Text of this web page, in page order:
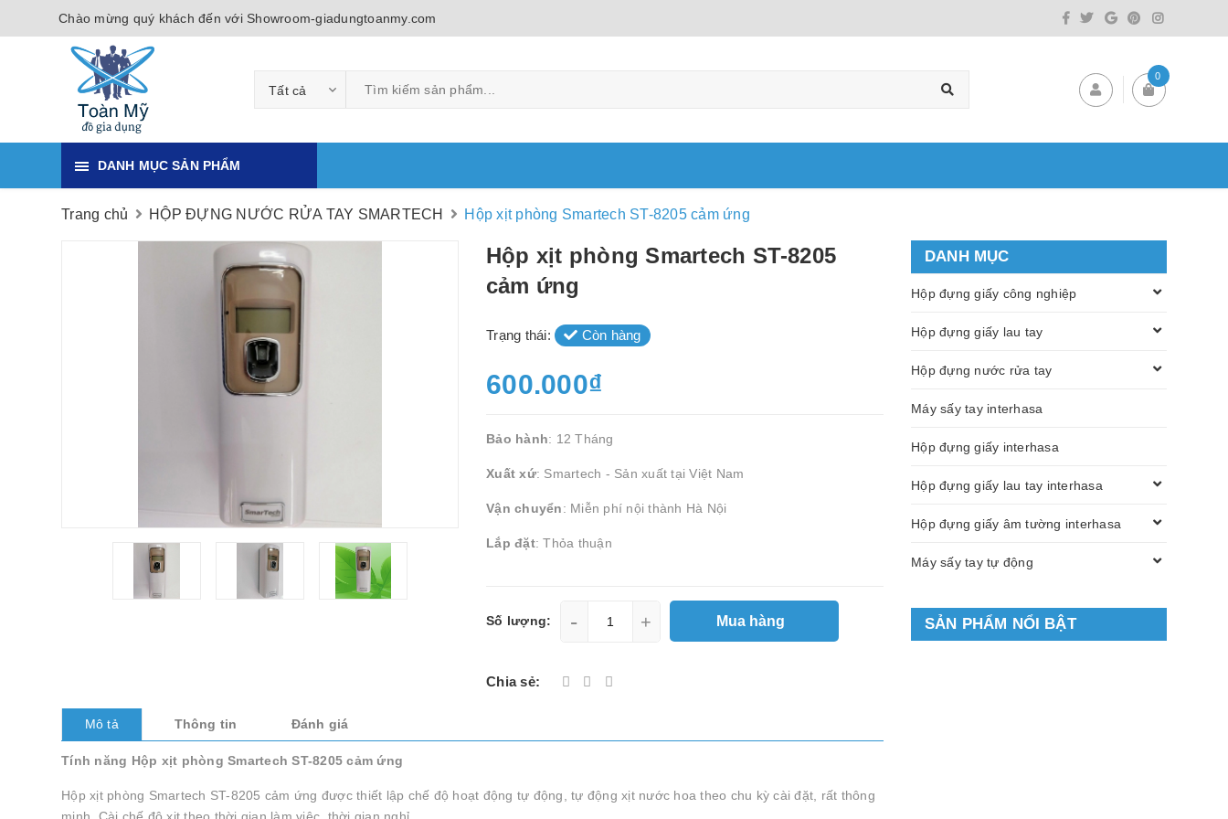
Chào mừng quý khách đến với Showroom-giadungtoanmy.com
Tất cả
0
DANH MỤC SẢN PHẨM
Trang chủ HỘP ĐỰNG NƯỚC RỬA TAY SMARTECH Hộp xịt phòng Smartech ST-8205 cảm ứng
Hộp xịt phòng Smartech ST-8205
cảm ứng
Trạng thái: Còn hàng
600.000₫
Bảo hành: 12 Tháng
Xuất xứ: Smartech - Sản xuất tại Việt Nam
Vận chuyển: Miễn phí nội thành Hà Nội
Lắp đặt: Thỏa thuận
Số lượng: - + Mua hàng
Chia sẻ:
Mô tả Thông tin Đánh giá
Tính năng Hộp xịt phòng Smartech ST-8205 cảm ứng
Hộp xịt phòng Smartech ST-8205 cảm ứng được thiết lập chế độ hoạt động tự động, tự động xịt nước hoa theo chu kỳ cài đặt, rất thông
DANH MỤC
Hộp đựng giấy công nghiệp
Hộp đựng giấy lau tay
Hộp đựng nước rửa tay
Máy sấy tay interhasa
Hộp đựng giấy interhasa
Hộp đựng giấy lau tay interhasa
Hộp đựng giấy âm tường interhasa
Máy sấy tay tự động
SẢN PHẨM NỔI BẬT